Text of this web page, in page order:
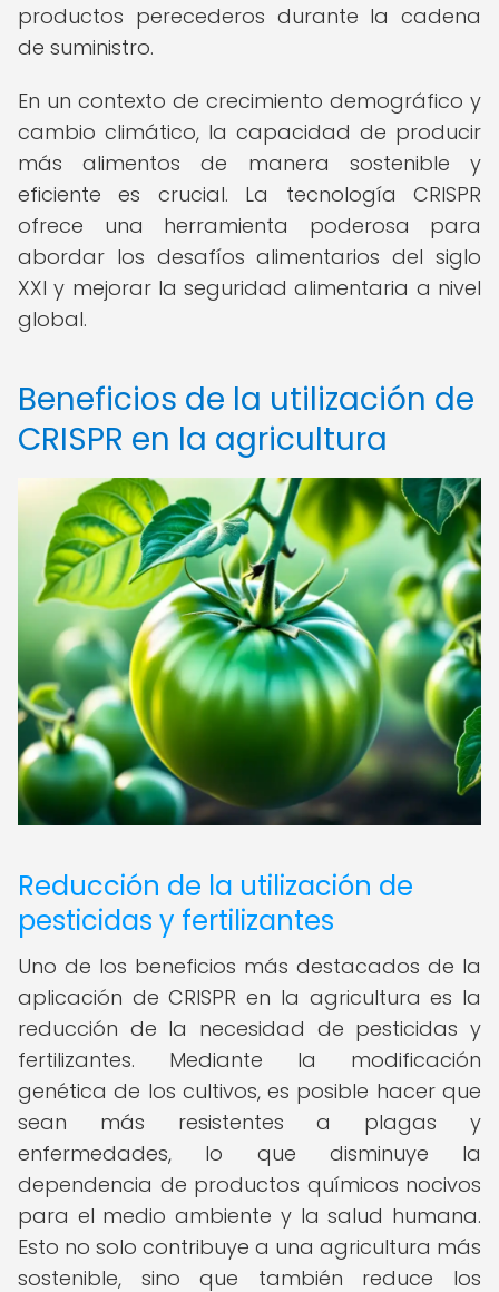
productos perecederos durante la cadena
de suministro.
En un contexto de crecimiento demográfico y
cambio climático, la capacidad de producir
más alimentos de manera sostenible y
eficiente es crucial. La tecnología CRISPR
ofrece una herramienta poderosa para
abordar los desafíos alimentarios del siglo
XXI y mejorar la seguridad alimentaria a nivel
global.
Beneficios de la utilización de
CRISPR en la agricultura
Reducción de la utilización de
pesticidas y fertilizantes
Uno de los beneficios más destacados de la
aplicación de CRISPR en la agricultura es la
reducción de la necesidad de pesticidas y
fertilizantes. Mediante la modificación
genética de los cultivos, es posible hacer que
sean más resistentes a plagas y
enfermedades, lo que disminuye la
dependencia de productos químicos nocivos
para el medio ambiente y la salud humana.
Esto no solo contribuye a una agricultura más
sostenible, sino que también reduce los